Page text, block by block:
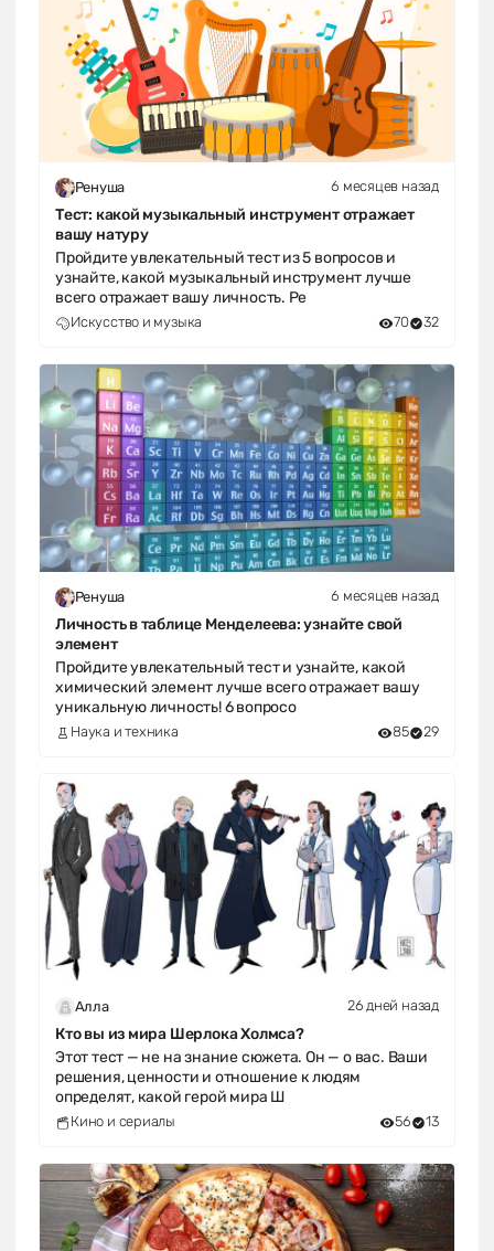
Ренуша 6 месяцев назад
Тест: какой музыкальный инструмент отражает
вашу натуру
Пройдите увлекательный тест из 5 вопросов и
узнайте, какой музыкальный инструмент лучше
всего отражает вашу личность. Ре
Искусство и музыка 70 32
Ренуша 6 месяцев назад
Личность в таблице Менделеева: узнайте свой
элемент
Пройдите увлекательный тест и узнайте, какой
химический элемент лучше всего отражает вашу
уникальную личность! 6 вопросо
Наука и техника 85 29
Алла 26 дней назад
Кто вы из мира Шерлока Холмса?
Этот тест — не на знание сюжета. Он — о вас. Ваши
решения, ценности и отношение к людям
определят, какой герой мира Ш
Кино и сериалы 56 13